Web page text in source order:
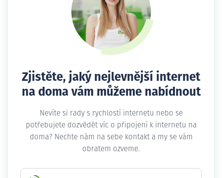
Zjistěte, jaký nejlevnější internet
na doma vám můžeme nabídnout
Nevíte si rady s rychlostí internetu nebo se
potřebujete dozvědět víc o připojení k internetu na
doma? Nechte nám na sebe kontakt a my se vám
obratem ozveme.